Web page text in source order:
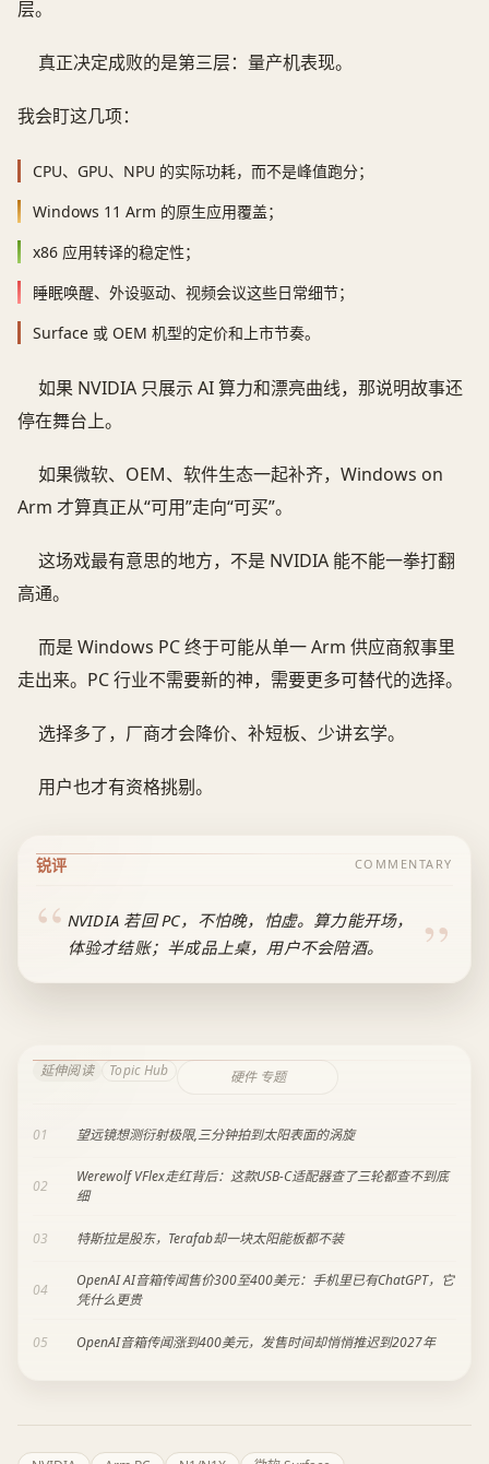
层。
真正决定成败的是第三层：量产机表现。
我会盯这几项：
CPU、GPU、NPU 的实际功耗，而不是峰值跑分；
Windows 11 Arm 的原生应用覆盖；
x86 应用转译的稳定性；
睡眠唤醒、外设驱动、视频会议这些日常细节；
Surface 或 OEM 机型的定价和上市节奏。
如果 NVIDIA 只展示 AI 算力和漂亮曲线，那说明故事还
停在舞台上。
如果微软、OEM、软件生态一起补齐，Windows on
Arm 才算真正从“可用”走向“可买”。
这场戏最有意思的地方，不是 NVIDIA 能不能一拳打翻
高通。
而是 Windows PC 终于可能从单一 Arm 供应商叙事里
走出来。PC 行业不需要新的神，需要更多可替代的选择。
选择多了，厂商才会降价、补短板、少讲玄学。
用户也才有资格挑剔。
锐评 COMMENTARY
NVIDIA 若回 PC，不怕晚，怕虚。算力能开场，
体验才结账；半成品上桌，用户不会陪酒。
延伸阅读 Topic Hub 硬件 专题
01 望远镜想测衍射极限,三分钟拍到太阳表面的涡旋
02
Werewolf VFlex走红背后：这款USB-C适配器查了三轮都查不到底
细
03 特斯拉是股东，Terafab却一块太阳能板都不装
04
OpenAI AI音箱传闻售价300至400美元：手机里已有ChatGPT，它
凭什么更贵
05 OpenAI音箱传闻涨到400美元，发售时间却悄悄推迟到2027年